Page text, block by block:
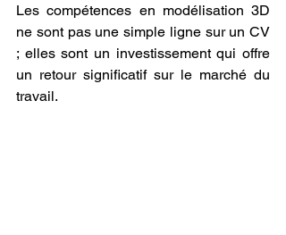
Les compétences en modélisation 3D
ne sont pas une simple ligne sur un CV
; elles sont un investissement qui offre
un retour significatif sur le marché du
travail.